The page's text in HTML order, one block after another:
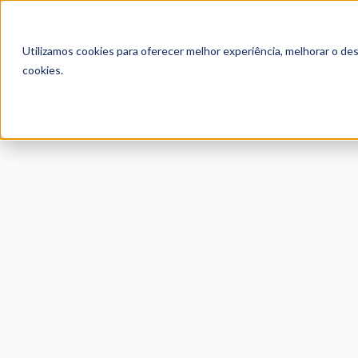
Utilizamos cookies para oferecer melhor experiência, melhorar o
cookies.